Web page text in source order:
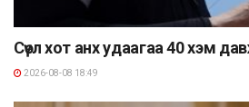
Сөүл хот анх удаагаа 40 хэм
2026-08-08 18:49